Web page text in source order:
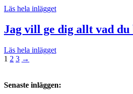
Läs hela inlägget
Jag vill ge dig allt vad du
Läs hela inlägget
Sidnumrering
inlägg
1 2 3 →
Senaste inläggen: